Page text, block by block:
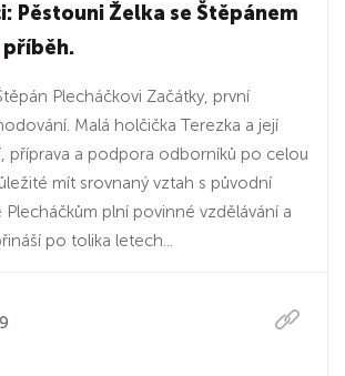
Pěstouni Želka se Štěpánem
příběh.
Plecháčkovi Začátky, první
Malá holčička Terezka a její
příprava a podpora odborníků po celou
mít srovnaný vztah s původní
Plecháčkům plní povinné vzdělávání a
po tolika letech...